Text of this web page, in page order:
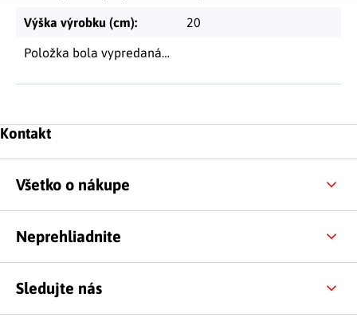
Výška výrobku (cm): 20
Položka bola vypredaná…
Zápätie
Kontakt
Všetko o nákupe
Neprehliadnite
Sledujte nás